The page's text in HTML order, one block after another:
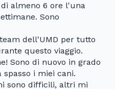
almeno 6 ore l'una
Sono
dell'UMD per tutto
questo viaggio.
Sono di nuovo in grado
i miei cani.
sono difficili, altri mi